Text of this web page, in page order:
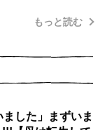
もっと読む
ました」まずいま